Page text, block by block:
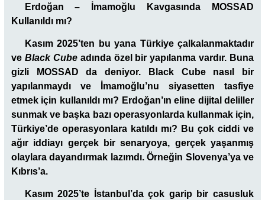
Erdoğan – İmamoğlu Kavgasında MOSSAD
Kullanıldı mı?
Kasım 2025’ten bu yana Türkiye çalkalanmaktadır
ve Black Cube adında özel bir yapılanma vardır. Buna
gizli MOSSAD da deniyor. Black Cube nasıl bir
yapılanmaydı ve İmamoğlu’nu siyasetten tasfiye
etmek için kullanıldı mı? Erdoğan’ın eline dijital deliller
sunmak ve başka bazı operasyonlarda kullanmak için,
Türkiye’de operasyonlara katıldı mı? Bu çok ciddi ve
ağır iddiayı gerçek bir senaryoya, gerçek yaşanmış
olaylara dayandırmak lazımdı. Örneğin Slovenya’ya ve
Kıbrıs’a.
Kasım 2025’te İstanbul’da çok garip bir casusluk